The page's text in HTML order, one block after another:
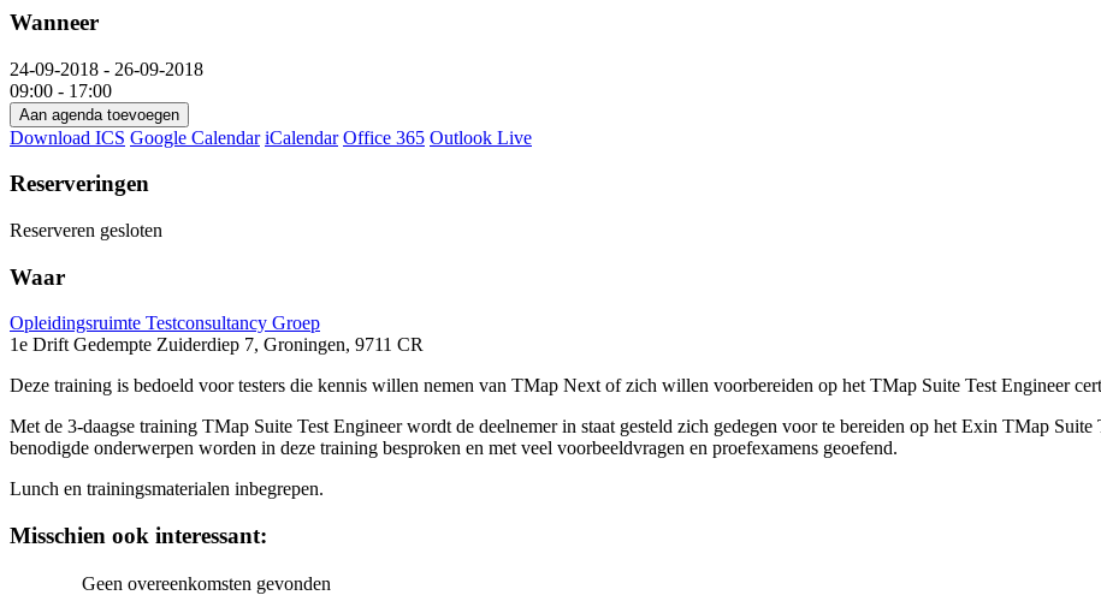
Wanneer
24-09-2018 - 26-09-2018
09:00 - 17:00
Aan agenda toevoegen
Download ICS Google Calendar iCalendar Office 365 Outlook Live
Reserveringen
Reserveren gesloten
Waar
Opleidingsruimte Testconsultancy Groep
1e Drift Gedempte Zuiderdiep 7, Groningen, 9711 CR
Deze training is bedoeld voor testers die kennis willen nemen van TMap Next of zich willen voorbereiden op het TMap Suite Test Engineer
Met de 3-daagse training TMap Suite Test Engineer wordt de deelnemer in staat gesteld zich gedegen voor te bereiden op het Exin TMap
benodigde onderwerpen worden in deze training besproken en met veel voorbeeldvragen en proefexamens geoefend.
Lunch en trainingsmaterialen inbegrepen.
Misschien ook interessant:
Geen overeenkomsten gevonden